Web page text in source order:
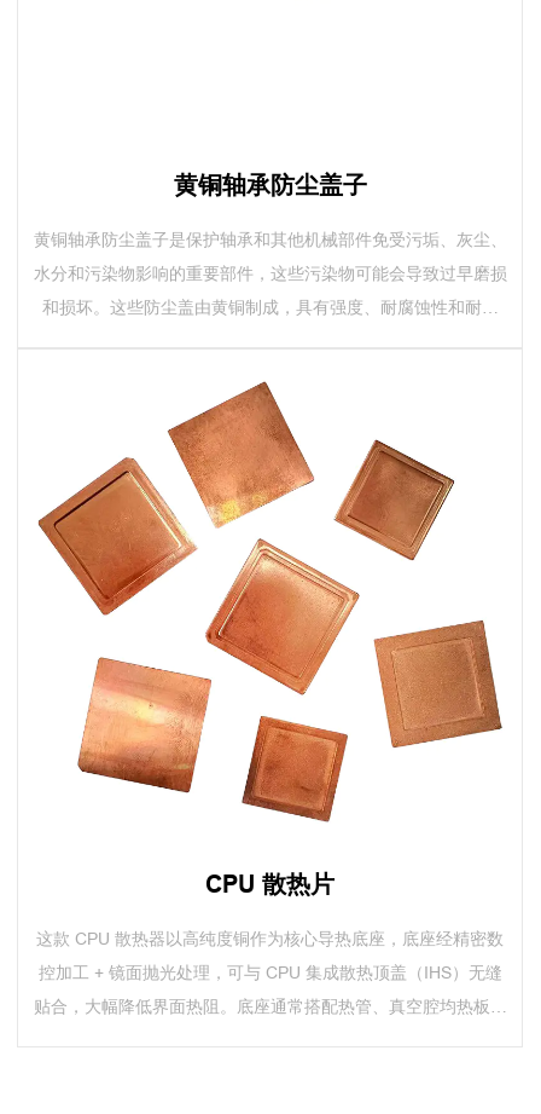
黄铜轴承防尘盖子
黄铜轴承防尘盖子是保护轴承和其他机械部件免受污垢、灰尘、
水分和污染物影响的重要部件，这些污染物可能会导致过早磨损
和损坏。这些防尘盖由黄铜制成，具有强度、耐腐蚀性和耐用
CPU 散热片
这款 CPU 散热器以高纯度铜作为核心导热底座，底座经精密数
控加工 + 镜面抛光处理，可与 CPU 集成散热顶盖（IHS）无缝
贴合，大幅降低界面热阻。底座通常搭配热管、真空腔均热板或